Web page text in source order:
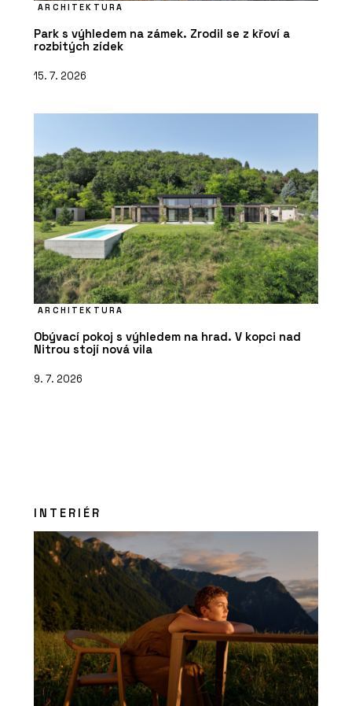
ARCHITEKTURA
Park s výhledem na zámek. Zrodil se z křoví a
rozbitých zídek
15. 7. 2026
ARCHITEKTURA
Obývací pokoj s výhledem na hrad. V kopci nad
Nitrou stojí nová vila
9. 7. 2026
INTERIÉR